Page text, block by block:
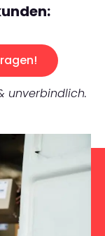
unverbindlich.